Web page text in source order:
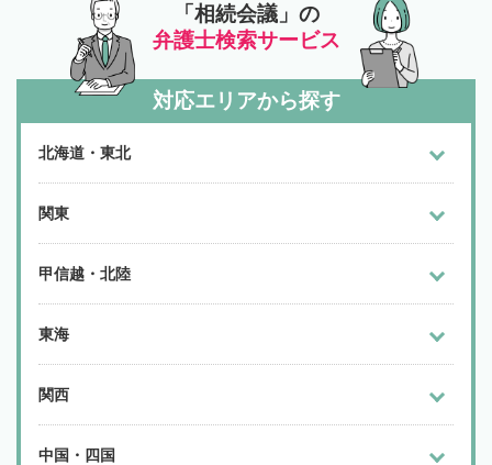
「相続会議」の
弁護士検索サービス
対応エリアから探す
北海道・東北
関東
甲信越・北陸
東海
関西
中国・四国